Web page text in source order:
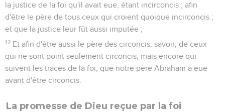
la justice de la foi qu'il avait eue, étant incirconcis ; afin
d'être le père de tous ceux qui croient quoique incirconcis ;
et que la justice leur fût aussi imputée ;
12 Et afin d'être aussi le père des circoncis, savoir, de ceux
qui ne sont point seulement circoncis, mais encore qui
suivent les traces de la foi, que notre père Abraham a eue
avant d'être circoncis.
La promesse de Dieu reçue par la foi